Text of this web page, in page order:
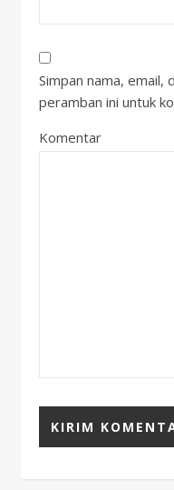
Simpan nama, email,
peramban ini untuk
Komentar